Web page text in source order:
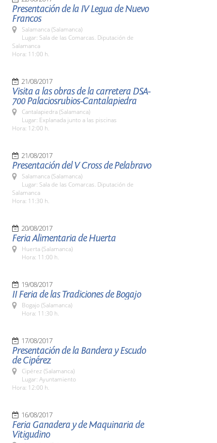
Presentación de la IV Legua de Nuevo
Francos
Salamanca (Salamanca)
Lugar: Sala de las Comarcas. Diputación de
Salamanca
Hora: 11:00 h.
21/08/2017
Visita a las obras de la carretera DSA-
700 Palaciosrubios-Cantalapiedra
Cantalapiedra (Salamanca)
Lugar: Explanada junto a las piscinas
Hora: 12:00 h.
21/08/2017
Presentación del V Cross de Pelabravo
Salamanca (Salamanca)
Lugar: Sala de las Comarcas. Diputación de
Salamanca
Hora: 11:30 h.
20/08/2017
Feria Alimentaria de Huerta
Huerta (Salamanca)
Hora: 11:00 h.
19/08/2017
II Feria de las Tradiciones de Bogajo
Bogajo (Salamanca)
Hora: 11:30 h.
17/08/2017
Presentación de la Bandera y Escudo
de Cipérez
Cipérez (Salamanca)
Lugar: Ayuntamiento
Hora: 12:00 h.
16/08/2017
Feria Ganadera y de Maquinaria de
Vitigudino